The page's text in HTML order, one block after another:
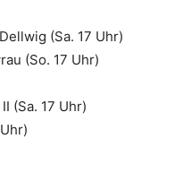
(Sa. 17 Uhr)
(So. 17 Uhr)
(Sa. 17 Uhr)